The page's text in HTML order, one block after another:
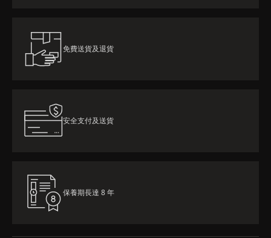
免費送貨及退貨
安全支付及送貨
保養期長達 8 年